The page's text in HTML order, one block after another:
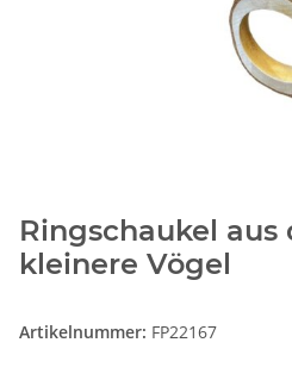
Ringschaukel
kleinere Vögel
Artikelnummer: FP22167